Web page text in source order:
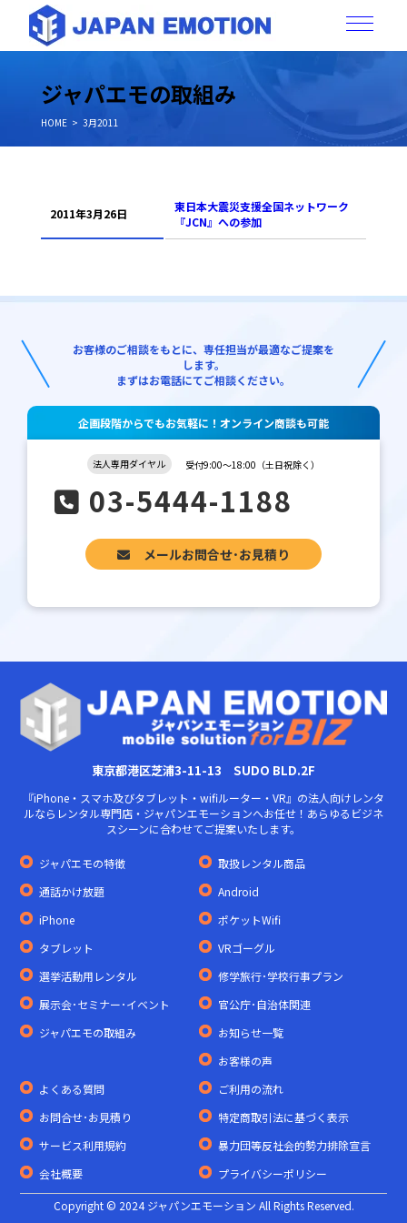
ジャパエモの取組み
HOME 3月2011
2011年3月26日
東日本大震災支援全国ネットワーク
『JCN』への参加
お客様のご相談をもとに、専任担当が最適なご提案を
します。
まずはお電話にてご相談ください。
企画段階からでもお気軽に！オンライン商談も可能
法人専用ダイヤル 受付9:00～18:00（土日祝除く）
03-5444-1188
メールお問合せ･お見積り
東京都港区芝浦3-11-13 SUDO BLD.2F
『iPhone・スマホ及びタブレット・wifiルーター・VR』の法人向けレンタ
ルならレンタル専門店・ジャパンエモーションへお任せ！あらゆるビジネ
スシーンに合わせてご提案いたします。
ジャパエモの特徴
取扱レンタル商品
通話かけ放題
Android
iPhone
ポケットWifi
タブレット
VRゴーグル
選挙活動用レンタル
修学旅行･学校行事プラン
展示会･セミナー･イベント
官公庁･自治体関連
ジャパエモの取組み
お知らせ一覧
お客様の声
よくある質問
ご利用の流れ
お問合せ･お見積り
特定商取引法に基づく表示
サービス利用規約
暴力団等反社会的勢力排除宣言
会社概要
プライバシーポリシー
Copyright © 2024 ジャパンエモーション All Rights Reserved.